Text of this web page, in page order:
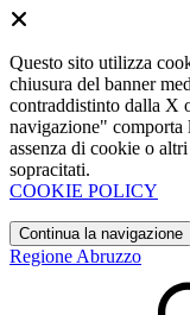
Questo sito utilizza
chiusura del banner
contraddistinto dalla X
navigazione" comporta
assenza di cookie o
sopracitati.
COOKIE POLICY
Continua la navigazione
Regione Abruzzo